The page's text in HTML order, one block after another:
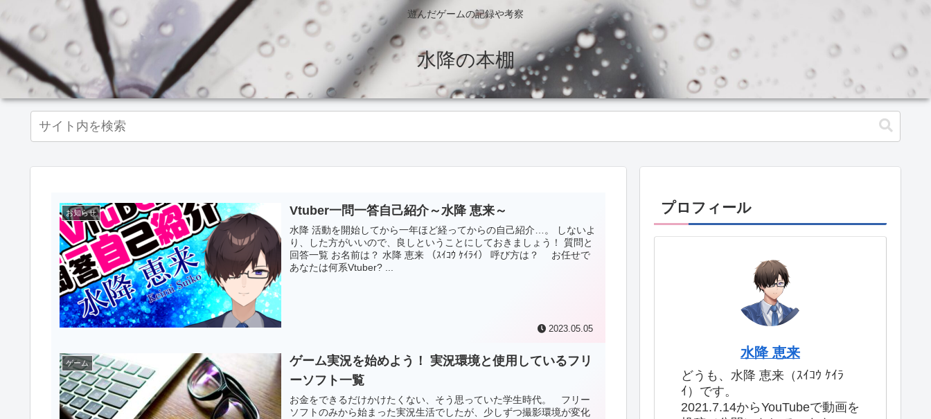
遊んだゲームの記録や考察
水降の本棚
お知らせ Vtuber一問一答自己紹介～水降 恵来～
水降 活動を開始してから一年ほど経ってからの自己紹介…。 しないよ
り、した方がいいので、良しということにしておきましょう！ 質問と
回答一覧 お名前は？ 水降 恵来 （ｽｲｺｳ ｹｲﾗｲ） 呼び方は？ お任せで
あなたは何系Vtuber? ...
2023.05.05
ゲーム
ゲーム実況を始めよう！ 実況環境と使用しているフリ
ーソフト一覧
お金をできるだけかけたくない、そう思っていた学生時代。 フリー
ソフトのみから始まった実況生活でしたが、少しずつ撮影環境が変化
プロフィール
水降 恵来
どうも、水降 恵来（ｽｲｺｳ ｹｲﾗ
ｲ）です。
2021.7.14からYouTubeで動画を